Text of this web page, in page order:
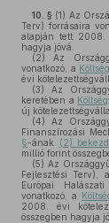
10. § (1) Az
Terv) forrásaira
alapján tett 2008.
hagyja jóvá.
(2) Az
vonatkozó, a
évi
(3) Az
keretében a
új
(4) Az
Finanszírozási
§-ának (2)
millió forint
(5) Az
Fejlesztési Terv),
Európai
vonatkozó, a
2008. évi
összegben hagyja